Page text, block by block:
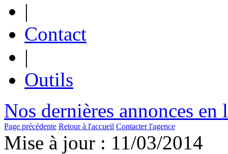
|
Contact
|
Outils
Nos dernières annonces en
Page précédente Retour à l'accueil Contacter l'agence
Mise à jour : 11/03/2014